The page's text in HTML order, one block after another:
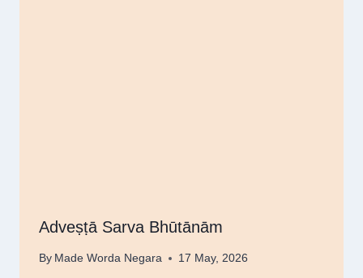
Adveṣṭā Sarva Bhūtānām
By Made Worda Negara 17 May, 2026